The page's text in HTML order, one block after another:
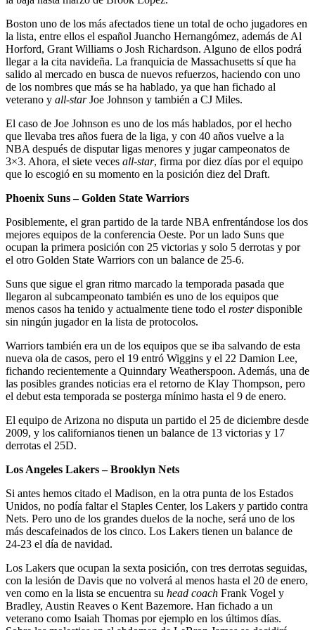
Boston uno de los más afectados tiene un total de ocho jugadores en
la lista, entre ellos el español Juancho Hernangómez, además de Al
Horford, Grant Williams o Josh Richardson. Alguno de ellos podrá
llegar a la cita navideña. La franquicia de Massachusetts sí que ha
salido al mercado en busca de nuevos refuerzos, haciendo con uno
de los nombres que más se ha hablado, ya que han fichado al
veterano y all-starJoe Johnson y también a CJ Miles.
El caso de Joe Johnson es uno de los más hablados, por el hecho
que llevaba tres años fuera de la liga, y con 40 años vuelve a la
NBA después de disputar ligas menores y jugar campeonatos de
3×3. Ahora, el siete veces all-star, firma por diez días por el equipo
que lo escogió en su momento en la posición diez del Draft.
Phoenix Suns – Golden State Warriors
Posiblemente, el gran partido de la tarde NBA enfrentándose los dos
mejores equipos de la conferencia Oeste. Por un lado Suns que
ocupan la primera posición con 25 victorias y solo 5 derrotas y por
el otro Golden State Warriors con un balance de 25-6.
Suns que sigue el gran ritmo marcado la temporada pasada que
llegaron al subcampeonato también es uno de los equipos que
menos casos ha tenido y actualmente tiene todo el rosterdisponible
sin ningún jugador en la lista de protocolos.
Warriors también era un de los equipos que se iba salvando de esta
nueva ola de casos, pero el 19 entró Wiggins y el 22 Damion Lee,
fichando recientemente a Quinndary Weatherspoon. Además, una de
las posibles grandes noticias era el retorno de Klay Thompson, pero
el debut esta temporada se posterga mínimo hasta el 9 de enero.
El equipo de Arizona no disputa un partido el 25 de diciembre desde
2009, y los californianos tienen un balance de 13 victorias y 17
derrotas el 25D.
Los Angeles Lakers – Brooklyn Nets
Si antes hemos citado el Madison, en la otra punta de los Estados
Unidos, no podía faltar el Staples Center, los Lakers y partido contra
Nets. Pero uno de los grandes duelos de la noche, será uno de los
más descafeinados de los cinco. Los Lakers tienen un balance de
24-23 el día de navidad.
Los Lakers que ocupan la sexta posición, con tres derrotas seguidas,
con la lesión de Davis que no volverá al menos hasta el 20 de enero,
ven como en la lista se encuentra su head coach Frank Vogel y
Bradley, Austin Reaves o Kent Bazemore. Han fichado a un
veterano como Isaiah Thomas por ejemplo en los últimos días.